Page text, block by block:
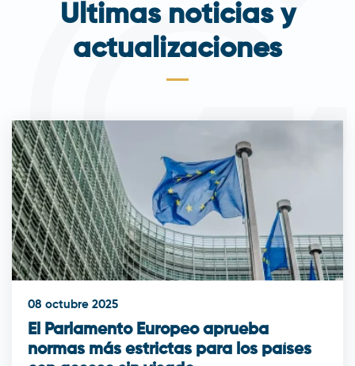
Últimas noticias y
actualizaciones
08 octubre 2025
El Parlamento Europeo aprueba
normas más estrictas para los países